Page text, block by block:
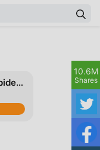
Superhero Girl Spider Fighter
10.6M
Shares